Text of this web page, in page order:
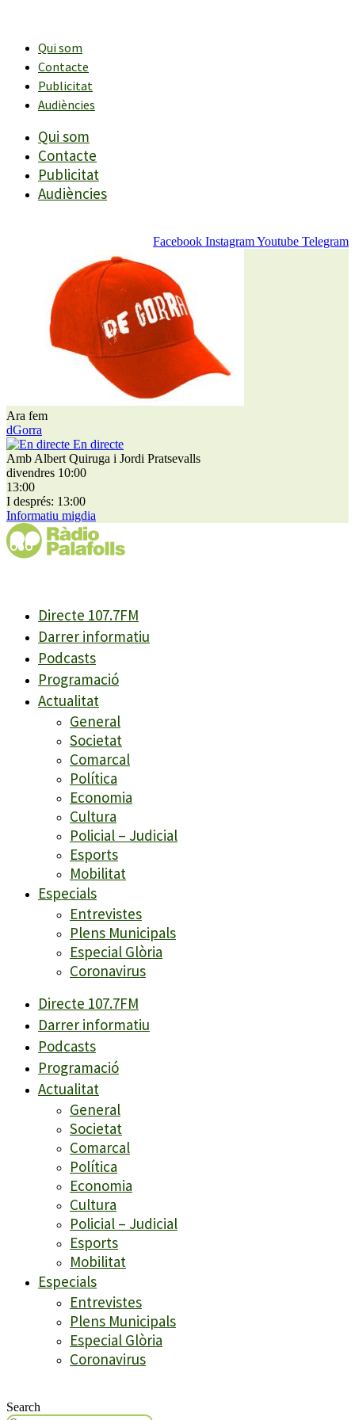
contingutQui som
Contacte
Publicitat
Audiències
Qui som
Contacte
Publicitat
Audiències
Facebook InstagramYoutube Telegram
Ara fem
dGorra
En directe
Amb Albert Quiruga i Jordi Pratsevalls
divendres 10:00
13:00
I després: 13:00
Informatiu migdia
Directe 107.7FM
Darrer informatiu
Podcasts
Programació
Actualitat
General
Societat
Comarcal
Política
Economia
Cultura
Policial – Judicial
Esports
Mobilitat
Especials
Entrevistes
Plens Municipals
Especial Glòria
Coronavirus
Directe 107.7FM
Darrer informatiu
Podcasts
Programació
Actualitat
General
Societat
Comarcal
Política
Economia
Cultura
Policial – Judicial
Esports
Mobilitat
Especials
Entrevistes
Plens Municipals
Especial Glòria
Coronavirus
Search